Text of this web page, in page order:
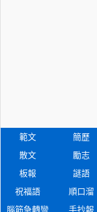
範文 簡歷
散文
勵志
板報
謎語
祝福語
順口溜
腦筋急轉彎
手抄報